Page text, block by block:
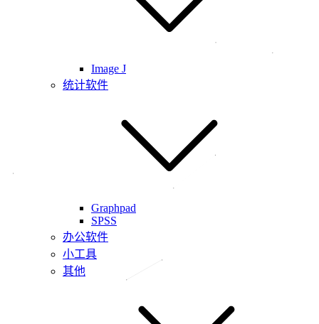
Image J
统计软件
Graphpad
SPSS
办公软件
小工具
其他